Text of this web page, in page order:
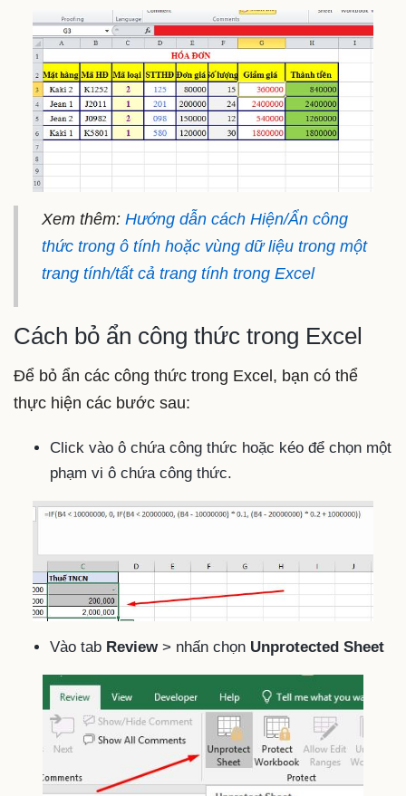
Xem thêm: Hướng dẫn cách Hiện/Ẩn công
thức trong ô tính hoặc vùng dữ liệu trong một
trang tính/tất cả trang tính trong Excel
Cách bỏ ẩn công thức trong Excel
Để bỏ ẩn các công thức trong Excel, bạn có thể
thực hiện các bước sau:
Click vào ô chứa công thức hoặc kéo để chọn một
phạm vi ô chứa công thức.
Vào tab Review> nhấn chọn Unprotected Sheet